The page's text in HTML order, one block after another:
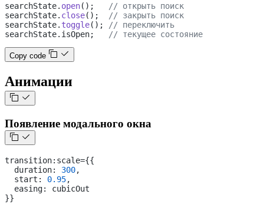
searchState. open();
// открыть поиск
searchState. close();
// закрыть поиск
searchState. toggle();
// переключить
searchState.isOpen;
// текущее состояние
Copy code
Анимации
Появление модального окна
transition:scale={{
  duration:
300,
  start:
0.95,
  easing: cubicOut
}}